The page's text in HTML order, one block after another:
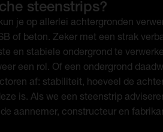
steenstrips?
je op allerlei achtergronden
of beton. Zeker met een strak
en stabiele ondergrond te
een rol. Of een ondergrond
af: stabiliteit, hoeveel de
is. Als we een steenstrip
aannemer, constructeur en